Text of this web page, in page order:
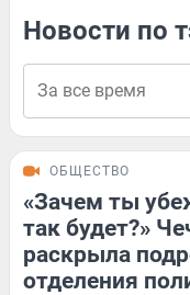
Новости по
ОБЩЕСТВО
«Зачем ты
так будет?»
раскрыла
отделения